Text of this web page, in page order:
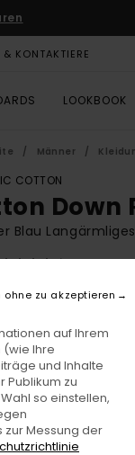
& KONTAKTIERE
LOOKBOOK
Männer
COTTON
Down
Blau
RABATT EXTRA
Tartan Blue
auf Ihrem
Ihre
und Inhalte
Publikum zu
so einstellen,
Messung der
ohne zu akzeptieren